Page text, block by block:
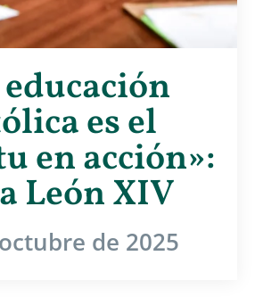
es el
en acción»:
León XIV
de 2025